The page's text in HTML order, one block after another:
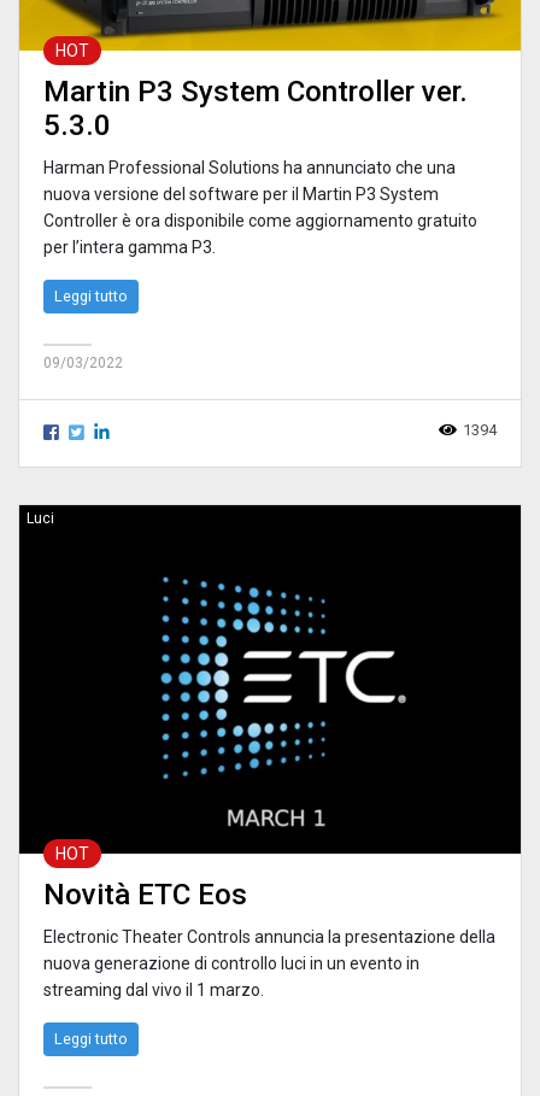
HOT
Martin P3 System Controller ver.
5.3.0
Harman Professional Solutions ha annunciato che una
nuova versione del software per il Martin P3 System
Controller è ora disponibile come aggiornamento gratuito
per l’intera gamma P3.
Leggi tutto
09/03/2022
1394
Luci
HOT
Novità ETC Eos
Electronic Theater Controls annuncia la presentazione della
nuova generazione di controllo luci in un evento in
streaming dal vivo il 1 marzo.
Leggi tutto